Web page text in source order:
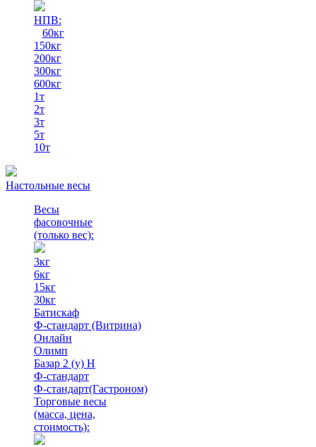
НПВ:
60кг
150кг
200кг
300кг
600кг
1т
2т
3т
5т
10т
Настольные весы
Весы
фасовочные
(только вес):
3кг
6кг
15кг
30кг
Батискаф
Ф-стандарт (Витрина)
Онлайн
Олимп
Базар 2 (у) Н
Ф-стандарт
Ф-стандарт(Гастроном)
Торговые весы
(масса, цена,
стоимость):